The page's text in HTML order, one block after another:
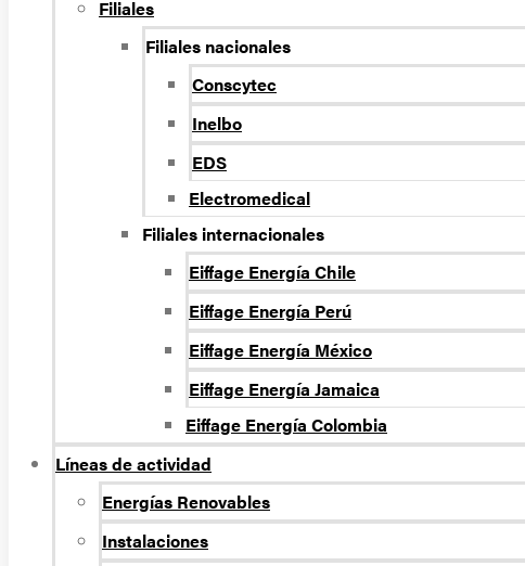
Filiales
Filiales nacionales
Conscytec
Inelbo
EDS
Electromedical
Filiales internacionales
Eiffage Energía Chile
Eiffage Energía Perú
Eiffage Energía México
Eiffage Energía Jamaica
Eiffage Energía Colombia
Líneas de actividad
Energí­as Renovables
Instalaciones